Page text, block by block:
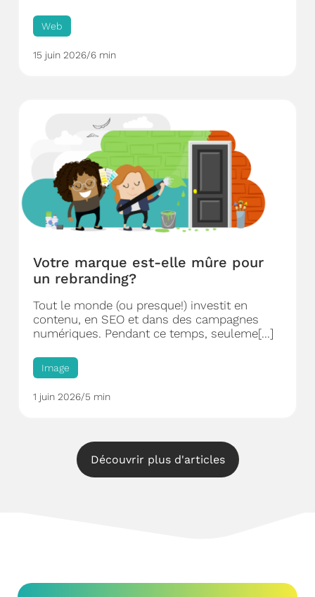
Web
15 juin 2026/6 min
Votre marque est-elle mûre pour
un rebranding?
Tout le monde (ou presque!) investit en
contenu, en SEO et dans des campagnes
numériques. Pendant ce temps, seuleme[...]
Image
1 juin 2026/5 min
Découvrir plus d'articles